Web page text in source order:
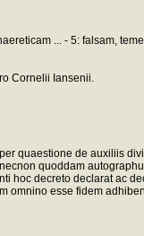
... - 5: falsam,
Cornelii Iansenii.
quaestione de auxiliis
quoddam
hoc decreto declarat ac
omnino esse fidem